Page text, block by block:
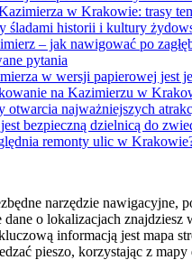
w Krakowie: trasy
śladami historii i kultury
– jak nawigować po
pytania
w wersji papierowej jest
na Kazimierzu w
otwarcia najważniejszych
bezpieczną dzielnicą do
remonty ulic w
narzędzie nawigacyjne,
o lokalizacjach
informacją jest mapa
pieszo, korzystając z